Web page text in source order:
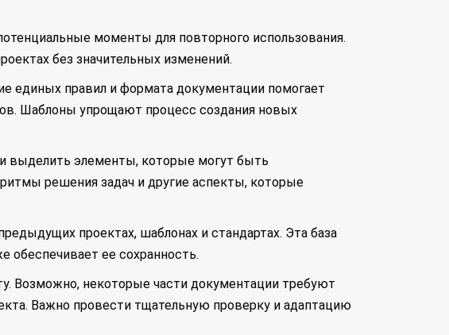
моменты для повторного использования.
без значительных изменений.
единых правил и формата документации помогает
Шаблоны упрощают процесс создания новых
выделить элементы, которые могут быть
решения задач и другие аспекты, которые
проектах, шаблонах и стандартах. Эта база
обеспечивает ее сохранность.
Возможно, некоторые части документации требуют
Важно провести тщательную проверку и адаптацию